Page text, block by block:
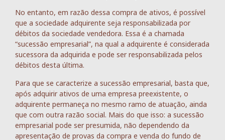
No entanto, em razão dessa compra de ativos, é possível
que a sociedade adquirente seja responsabilizada por
débitos da sociedade vendedora. Essa é a chamada
“sucessão empresarial”, na qual a adquirente é considerada
sucessora da adquirida e pode ser responsabilizada pelos
débitos desta última.
Para que se caracterize a sucessão empresarial, basta que,
após adquirir ativos de uma empresa preexistente, o
adquirente permaneça no mesmo ramo de atuação, ainda
que com outra razão social. Mais do que isso: a sucessão
empresarial pode ser presumida, não dependendo da
apresentação de provas da compra e venda do fundo de